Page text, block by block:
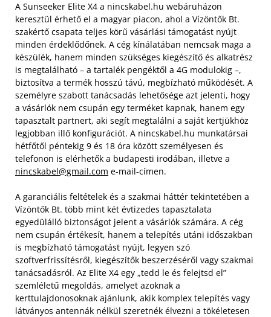
A Sunseeker Elite X4 a nincskabel.hu webáruházon
keresztül érhető el a magyar piacon, ahol a Vízöntők Bt.
szakértő csapata teljes körű vásárlási támogatást nyújt
minden érdeklődőnek. A cég kínálatában nemcsak maga a
készülék, hanem minden szükséges kiegészítő és alkatrész
is megtalálható – a tartalék pengéktől a 4G modulokig –,
biztosítva a termék hosszú távú, megbízható működését. A
személyre szabott tanácsadás lehetősége azt jelenti, hogy
a vásárlók nem csupán egy terméket kapnak, hanem egy
tapasztalt partnert, aki segít megtalálni a saját kertjükhöz
legjobban illő konfigurációt. A nincskabel.hu munkatársai
hétfőtől péntekig 9 és 18 óra között személyesen és
telefonon is elérhetők a budapesti irodában, illetve a
nincskabel@gmail.com e-mail-címen.
A garanciális feltételek és a szakmai háttér tekintetében a
Vízöntők Bt. több mint két évtizedes tapasztalata
egyedülálló biztonságot jelent a vásárlók számára. A cég
nem csupán értékesít, hanem a telepítés utáni időszakban
is megbízható támogatást nyújt, legyen szó
szoftverfrissítésről, kiegészítők beszerzéséről vagy szakmai
tanácsadásról. Az Elite X4 egy „tedd le és felejtsd el”
szemléletű megoldás, amelyet azoknak a
kerttulajdonosoknak ajánlunk, akik komplex telepítés vagy
látványos antennák nélkül szeretnék élvezni a tökéletesen